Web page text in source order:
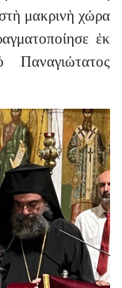
μακρινὴ χώρα
ἐκ